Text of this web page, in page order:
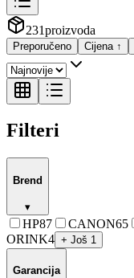
231proizvoda
Preporučeno Cijena ↑
Filteri
Brend
▾
HP87 CANON65
ORINK4 + Još 1
Garancija